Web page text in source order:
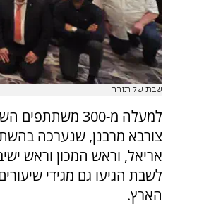
שבת של תורה
למעלה מ-300
צורבא מרבנן, שנערכה
אריאל, וראש המכון וראש
לשבת הגיעו גם מגידי
הארץ.